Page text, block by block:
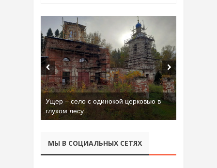
Ущер – село с одинокой церковью в
глухом лесу
МЫ В СОЦИАЛЬНЫХ СЕТЯХ